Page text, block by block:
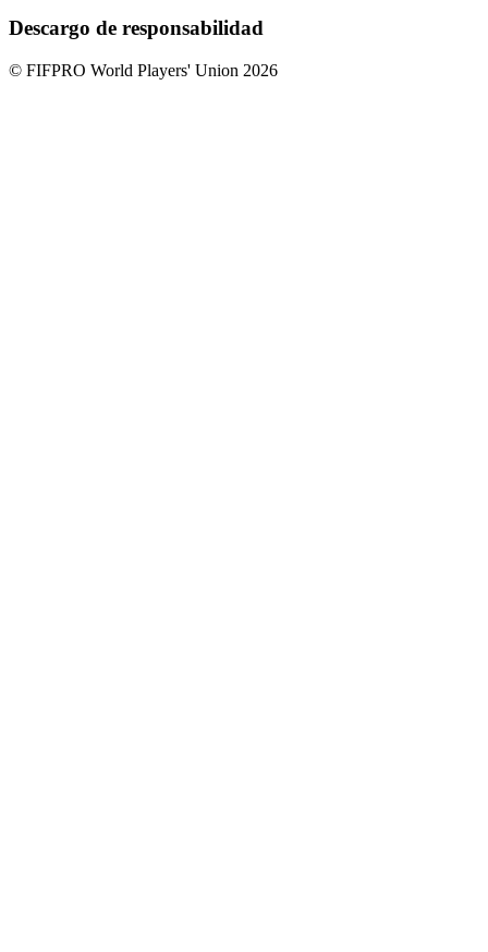
Descargo de responsabilidad
© FIFPRO World Players' Union 2026